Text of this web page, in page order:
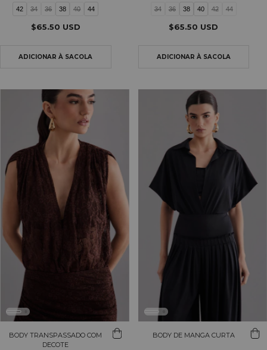
42 34 36 38 40 44
$65.50 USD
34 36 38 40 42 44
$65.50 USD
BODY TRANSPASSADO COM
DECOTE
BODY DE MANGA CURTA